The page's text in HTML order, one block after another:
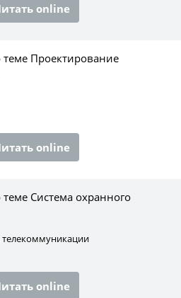
online
теме Проектирование
online
Система охранного
online